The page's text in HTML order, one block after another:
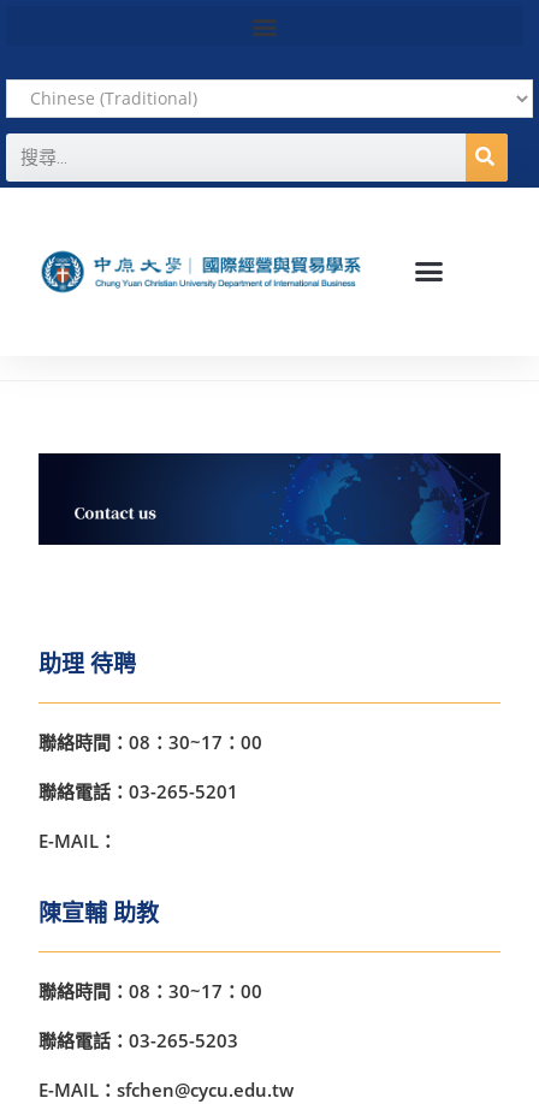
助理 待聘
聯絡時間：08：30~17：00
聯絡電話：03-265-5201
E-MAIL：
陳宣輔 助教
聯絡時間：08：30~17：00
聯絡電話：03-265-5203
E-MAIL：sfchen@cycu.edu.tw